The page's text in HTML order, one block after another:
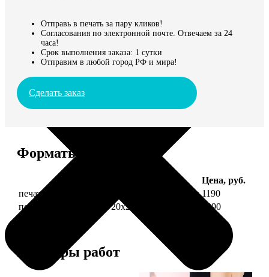
Отправь в печать за пару кликов!
Согласования по электронной почте. Отвечаем за 24
часа!
Срок выполнения заказа: 1 сутки
Отправим в любой город РФ и мира!
Сделать заказ
Форматы и цены
Цена, руб.
печать фото на холсте 20х20 на подрамнике 1190
печать фото на холсте 20х20 в раме
3990
Примеры работ